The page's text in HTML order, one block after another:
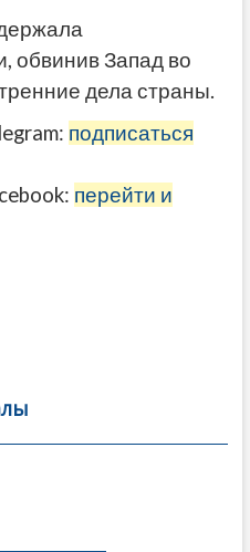
обвинив Запад во
дела страны.
подписаться
перейти и